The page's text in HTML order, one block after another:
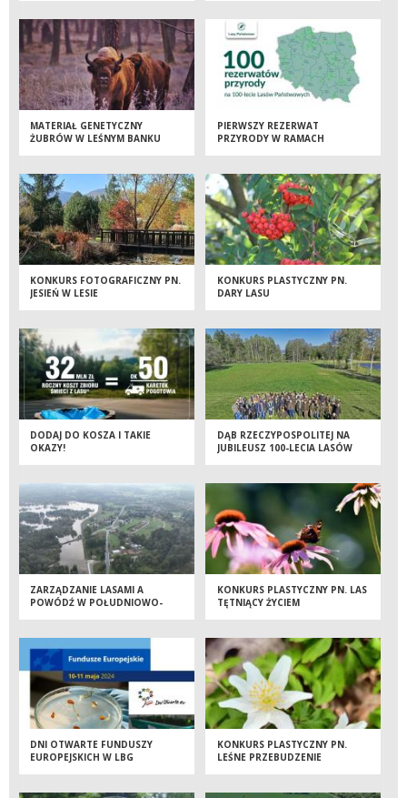
MATERIAŁ GENETYCZNY
ŻUBRÓW W LEŚNYM BANKU
PIERWSZY REZERWAT
PRZYRODY W RAMACH
PAŃSTWOWYCH” OTWARTY NA
PODKARPACIU
KONKURS FOTOGRAFICZNY PN.
JESIEŃ W LESIE
KONKURS PLASTYCZNY PN.
DARY LASU
DODAJ DO KOSZA I TAKIE
OKAZY!
DĄB RZECZYPOSPOLITEJ NA
JUBILEUSZ 100-LECIA LASÓW
ZARZĄDZANIE LASAMI A
POWÓDŹ W POŁUDNIOWO-
KONKURS PLASTYCZNY PN. LAS
TĘTNIĄCY ŻYCIEM
DNI OTWARTE FUNDUSZY
EUROPEJSKICH W LBG
KONKURS PLASTYCZNY PN.
LEŚNE PRZEBUDZENIE